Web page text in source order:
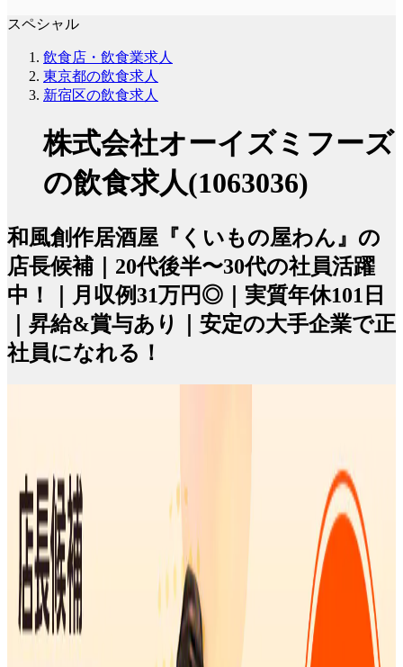
スペシャル
飲食店・飲食業求人
東京都の飲食求人
新宿区の飲食求人
株式会社オーイズミフーズ
の飲食求人(1063036)
和風創作居酒屋『くいもの屋わん』の
店長候補｜20代後半〜30代の社員活躍
中！｜月収例31万円◎｜実質年休101日
｜昇給&賞与あり｜安定の大手企業で正
社員になれる！